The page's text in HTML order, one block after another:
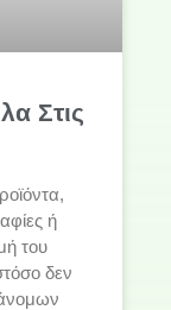
Στις
ή
του
δεν